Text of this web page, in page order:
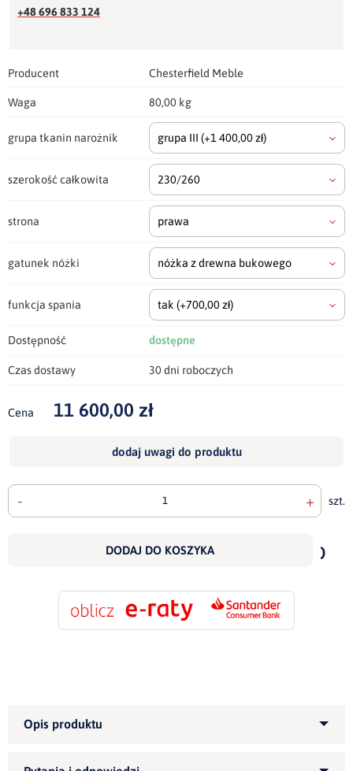
+48 696 833 124
Producent Chesterfield Meble
Waga 80,00 kg
grupa tkanin narożnik grupa III (+1 400,00 zł)
szerokość całkowita 230/260
strona prawa
gatunek nóżki nóżka z drewna bukowego
funkcja spania tak (+700,00 zł)
Dostępność dostępne
Czas dostawy 30 dni roboczych
Cena 11 600,00 zł
dodaj uwagi do produktu
- + szt.
DODAJ DO KOSZYKA
do